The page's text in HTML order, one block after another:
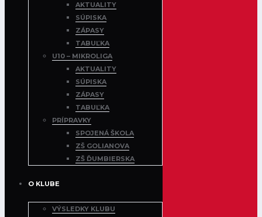
AKTUALITY
SÚPISKA
ZÁPASY
TABUĽKA
U10 – MIKROLIGA
AKTUALITY
SÚPISKA
ZÁPASY
TABUĽKA
PRÍPRAVKY
SPOJENÁ ŠKOLA
ZŠ GOLIANOVA
ZŠ ĎUMBIERSKA
O KLUBE
VÝSLEDKY KLUBU